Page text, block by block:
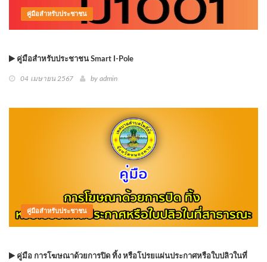
คู่มือสำหรับประชาชน
คู่มือสำหรับประชาชน Smart I-Pole
04 เมษายน 2567 by admin
คู่มือสำหรับประชาชน
คู่มือ การโฆษณาด้วยการปิด ทิ้ง หรือโปรยแผ่นประกาศหรือใบปลิวในที่